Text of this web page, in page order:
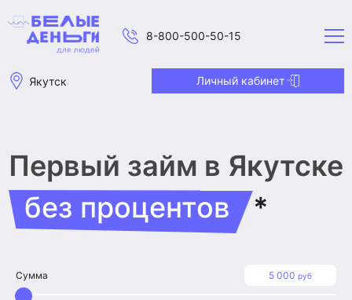
8-800-500-50-15
Якутск Личный кабинет
Первый займ в Якутске
без процентов
*
5 000 руб
Сумма